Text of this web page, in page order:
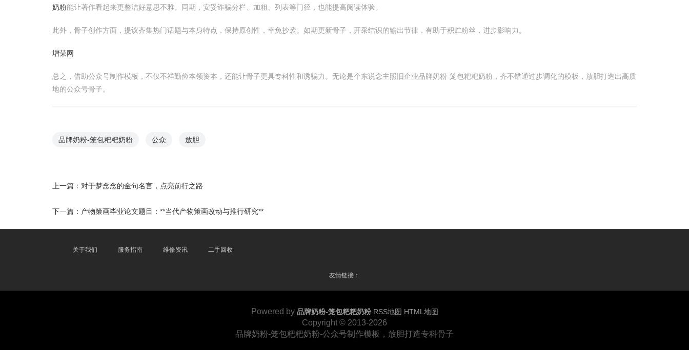
奶粉能让著作看起来更整洁好意思不雅。同期，安妥诈骗分栏、加粗、列表等门径，也能提高阅读体验。
此外，骨子创作方面，提议齐集热门话题与本身特点，保持原创性，幸免抄袭。如期更新骨子，开采结识的输出节律，有助于积贮粉丝，进步影响力。
增荣网
总之，借助公众号制作模板，不仅不祥勤俭本领资本，还能让骨子更具专科性和诱骗力。无论是个东说念主照旧企业品牌奶粉-笼包粑粑奶粉，齐不错通过步调化的模板，放胆打造出高质
地的公众号骨子。
品牌奶粉-笼包粑粑奶粉 公众 放胆
上一篇： 对于梦念念的金句名言，点亮前行之路
下一篇： 产物策画毕业论文题目：**当代产物策画改动与推行研究**
关于我们 服务指南 维修资讯 二手回收
友情链接：
Powered by 品牌奶粉-笼包粑粑奶粉 RSS地图 HTML地图
Copyright © 2013-2026
品牌奶粉-笼包粑粑奶粉-公众号制作模板，放胆打造专科骨子